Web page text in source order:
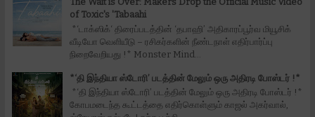
of Toxic's 'Tabaahi
*‘டாக்ஸிக்‘ திரைப்படத்தின் ‘தபாஹி’ அதிகாரப்பூர்வ மியூசிக்
வீடியோ வெளியீடு – ரசிகர்களின் நீண்டநாள் எதிர்பார்ப்பு
நிறைவேறியது !* Monster Mind...
*‘தி இந்தியா ஸ்டோரி’ படத்தின் மேலும் ஒரு அதிரடி போஸ்டர் !*
*‘தி இந்தியா ஸ்டோரி’ படத்தின் மேலும் ஒரு அதிரடி போஸ்டர் !*
கோபமடைந்த கூட்டத்தை எதிர்கொள்ளும் காஜல் அகர்வால்,